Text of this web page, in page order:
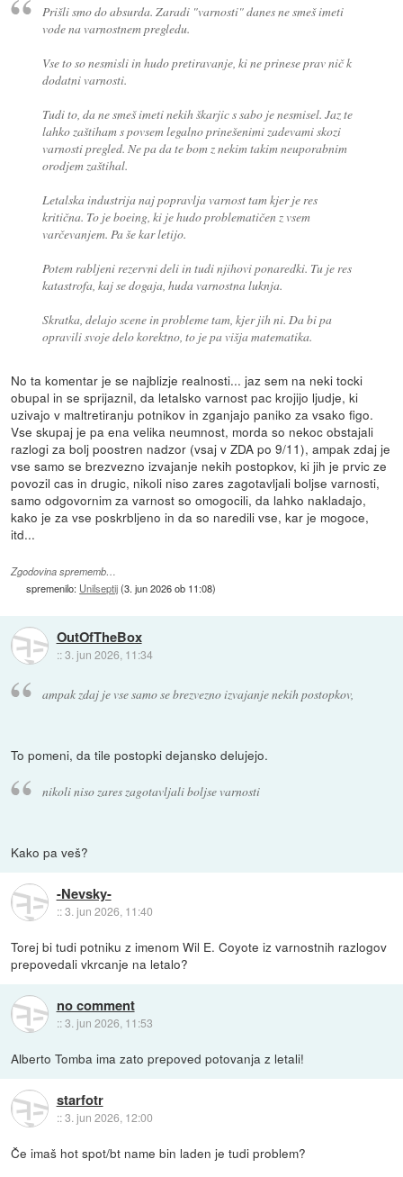
Prišli smo do absurda. Zaradi "varnosti" danes ne smeš imeti
vode na varnostnem pregledu.
Vse to so nesmisli in hudo pretiravanje, ki ne prinese prav nič k
dodatni varnosti.
Tudi to, da ne smeš imeti nekih škarjic s sabo je nesmisel. Jaz te
lahko zaštiham s povsem legalno prinešenimi zadevami skozi
varnosti pregled. Ne pa da te bom z nekim takim neuporabnim
orodjem zaštihal.
Letalska industrija naj popravlja varnost tam kjer je res
kritična. To je boeing, ki je hudo problematičen z vsem
varčevanjem. Pa še kar letijo.
Potem rabljeni rezervni deli in tudi njihovi ponaredki. Tu je res
katastrofa, kaj se dogaja, huda varnostna luknja.
Skratka, delajo scene in probleme tam, kjer jih ni. Da bi pa
opravili svoje delo korektno, to je pa višja matematika.
No ta komentar je se najblizje realnosti... jaz sem na neki tocki
obupal in se sprijaznil, da letalsko varnost pac krojijo ljudje, ki
uzivajo v maltretiranju potnikov in zganjajo paniko za vsako figo.
Vse skupaj je pa ena velika neumnost, morda so nekoc obstajali
razlogi za bolj poostren nadzor (vsaj v ZDA po 9/11), ampak zdaj je
vse samo se brezvezno izvajanje nekih postopkov, ki jih je prvic ze
povozil cas in drugic, nikoli niso zares zagotavljali boljse varnosti,
samo odgovornim za varnost so omogocili, da lahko nakladajo,
kako je za vse poskrbljeno in da so naredili vse, kar je mogoce,
itd...
Zgodovina sprememb…
spremenilo: Unilseptij(3. jun 2026 ob 11:08)
OutOfTheBox
::3. jun 2026, 11:34
ampak zdaj je vse samo se brezvezno izvajanje nekih postopkov,
To pomeni, da tile postopki dejansko delujejo.
nikoli niso zares zagotavljali boljse varnosti
Kako pa veš?
-Nevsky-
::3. jun 2026, 11:40
Torej bi tudi potniku z imenom Wil E. Coyote iz varnostnih razlogov
prepovedali vkrcanje na letalo?
no comment
::3. jun 2026, 11:53
Alberto Tomba ima zato prepoved potovanja z letali!
starfotr
::3. jun 2026, 12:00
Če imaš hot spot/bt name bin laden je tudi problem?